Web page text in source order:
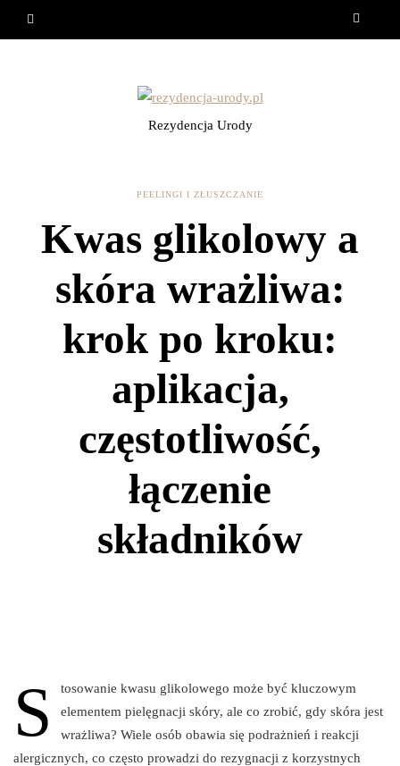
Rezydencja Urody
PEELINGI I ZŁUSZCZANIE
Kwas glikolowy a
skóra wrażliwa:
krok po kroku:
aplikacja,
częstotliwość,
łączenie
składników
S
tosowanie kwasu glikolowego może być kluczowym
elementem pielęgnacji skóry, ale co zrobić, gdy skóra jest
wrażliwa? Wiele osób obawia się podrażnień i reakcji
alergicznych, co często prowadzi do rezygnacji z korzystnych